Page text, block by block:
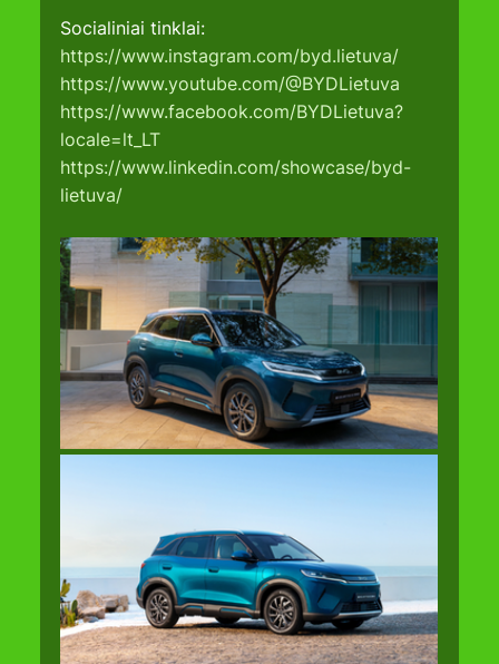
Socialiniai tinklai:
https://www.instagram.com/byd.lietuva/
https://www.youtube.com/@BYDLietuva
https://www.facebook.com/BYDLietuva?
locale=lt_LT
https://www.linkedin.com/showcase/byd-
lietuva/